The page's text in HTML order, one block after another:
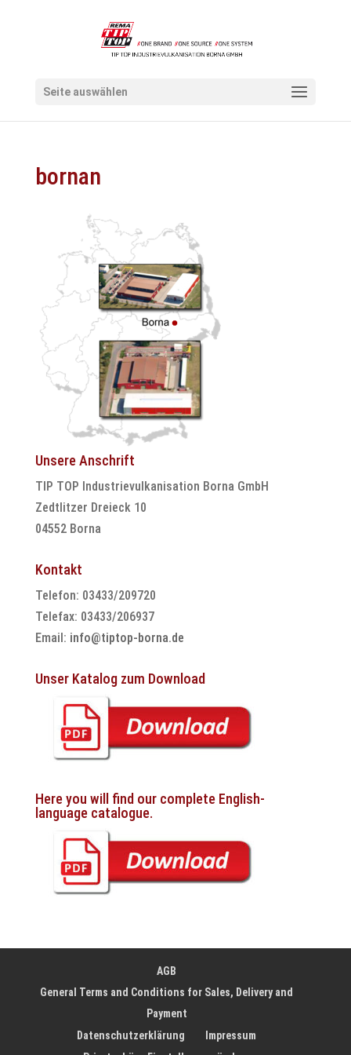
Seite auswählen
bornan
Unsere Anschrift
TIP TOP Industrievulkanisation Borna GmbH
Zedtlitzer Dreieck 10
04552 Borna
Kontakt
Telefon: 03433/209720
Telefax: 03433/206937
Email: info@tiptop-borna.de
Unser Katalog zum Download
Here you will find our complete English-
language catalogue.
AGB
General Terms and Conditions for Sales, Delivery and
Payment
Datenschutzerklärung
Impressum